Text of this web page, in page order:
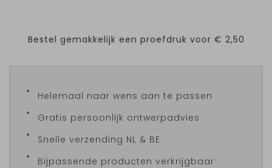
Bestel gemakkelijk een proefdruk voor € 2,50
Helemaal naar wens aan te passen
Gratis persoonlijk ontwerpadvies
Snelle verzending NL & BE
Bijpassende producten verkrijgbaar